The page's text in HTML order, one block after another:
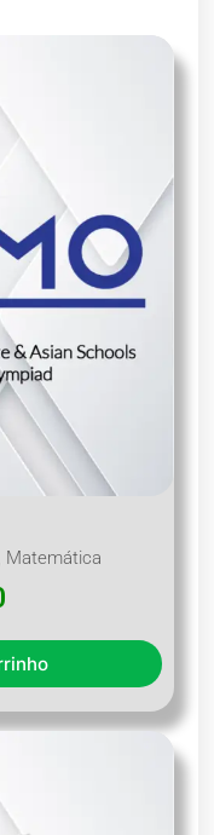
Matemática